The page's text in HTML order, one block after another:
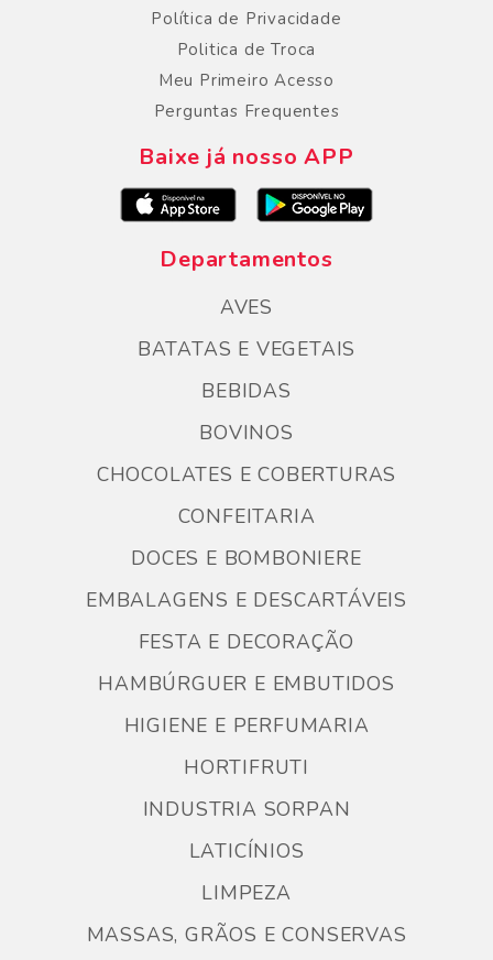
Política de Privacidade
Politica de Troca
Meu Primeiro Acesso
Perguntas Frequentes
Baixe já nosso APP
Departamentos
AVES
BATATAS E VEGETAIS
BEBIDAS
BOVINOS
CHOCOLATES E COBERTURAS
CONFEITARIA
DOCES E BOMBONIERE
EMBALAGENS E DESCARTÁVEIS
FESTA E DECORAÇÃO
HAMBÚRGUER E EMBUTIDOS
HIGIENE E PERFUMARIA
HORTIFRUTI
INDUSTRIA SORPAN
LATICÍNIOS
LIMPEZA
MASSAS, GRÃOS E CONSERVAS